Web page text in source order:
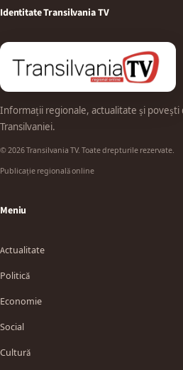
Identitate Transilvania TV
Informații regionale, actualitate și povești
Transilvaniei.
© 2026 Transilvania TV. Toate drepturile rezervate.
Publicație regională online
Meniu
Actualitate
Politică
Economie
Social
Cultură